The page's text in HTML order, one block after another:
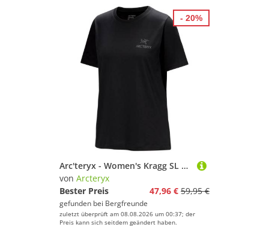
Arc'teryx - Women's Kragg SL Cotton Emblem Crew S/S - T-Shirt Gr S schwarz
von Arcteryx
Bester Preis
47,96 € 59,95 €
gefunden bei Bergfreunde
zuletzt überprüft am 08.08.2026 um 00:37; der
Preis kann sich seitdem geändert haben.
- 20%